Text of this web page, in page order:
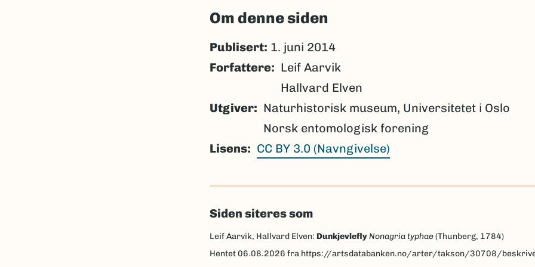
Om denne siden
Publisert: 1. juni 2014
Forfattere
Leif Aarvik
Hallvard Elven
Utgiver
Naturhistorisk museum, Universitetet i Oslo
Norsk entomologisk forening
Lisens
CC BY 3.0 (Navngivelse)
Siden siteres som
Leif Aarvik, Hallvard Elven: DunkjevleflyNonagria typhae(Thunberg, 1784)
Hentet 06.08.2026 fra https://artsdatabanken.no/arter/takson/30708/